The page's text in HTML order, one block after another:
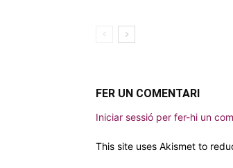
FER UN COMENTARI
Iniciar sessió per fer-hi un
This site uses Akismet to